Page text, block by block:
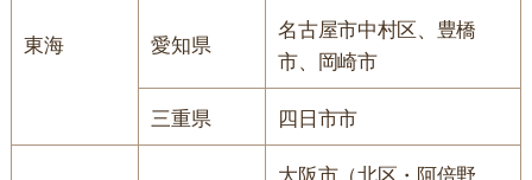
東海 愛知県
名古屋市中村区、豊橋
市、岡崎市
三重県
四日市市
大阪市（北区・阿倍野